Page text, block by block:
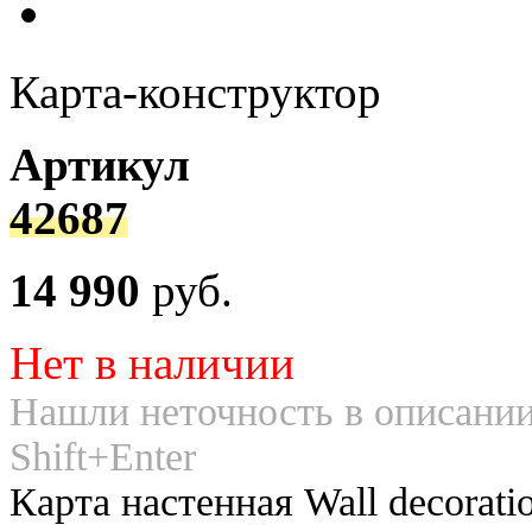
Карта-конструктор
Артикул
42687
14 990 руб.
Нет в наличии
Нашли неточность в
Shift+Enter
Карта настенная Wall